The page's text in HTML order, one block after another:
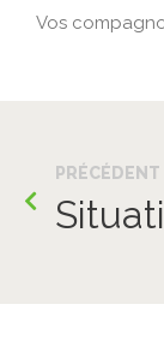
Vos
PRÉCÉDENT